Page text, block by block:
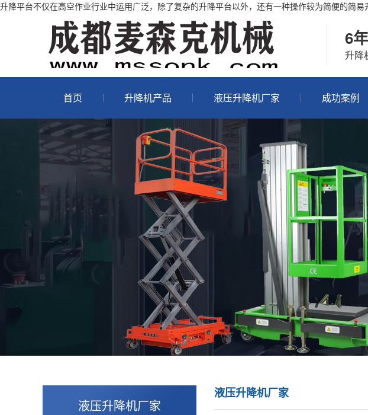
升降平台不仅在高空作业行业中运用广泛，除了复杂的升降平台以外，还有一种操作较为简便的简
6
升降
首页 升降机产品 液压升降机厂家 成功案例
液压升降机厂家
液压升降机厂家